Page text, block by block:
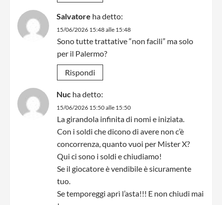
Salvatore ha detto:
15/06/2026 15:48 alle 15:48
Sono tutte trattative “non facili” ma solo
per il Palermo?
Rispondi
Nuc ha detto:
15/06/2026 15:50 alle 15:50
La girandola infinita di nomi e iniziata.
Con i soldi che dicono di avere non c’è
concorrenza, quanto vuoi per Mister X?
Qui ci sono i soldi e chiudiamo!
Se il giocatore è vendibile è sicuramente
tuo.
Se temporeggi aprì l’asta!!! E non chiudi mai